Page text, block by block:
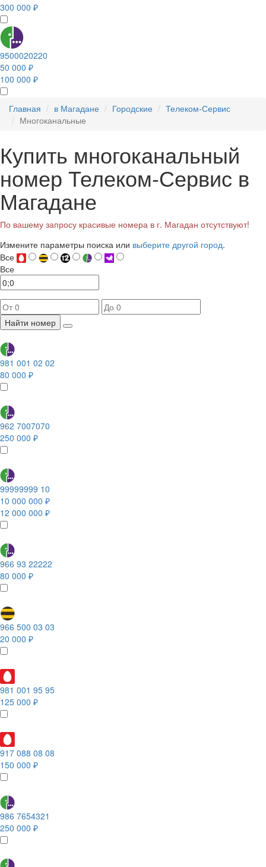
300 000 ₽
9500020220
50 000 ₽
100 000 ₽
Главная в Магадане Городские
Телеком-Сервис
Многоканальные
Купить многоканальный
номер Телеком-Сервис в
Магадане
По вашему запросу красивые номера в г. Магадан отсутствуют!
Измените параметры поиска или выберите другой город.
Все
Все
Найти номер
981 001 02 02
80 000 ₽
962 7007070
250 000 ₽
99999999 10
10 000 000 ₽
12 000 000 ₽
966 93 22222
80 000 ₽
966 500 03 03
20 000 ₽
981 001 95 95
125 000 ₽
917 088 08 08
150 000 ₽
986 7654321
250 000 ₽